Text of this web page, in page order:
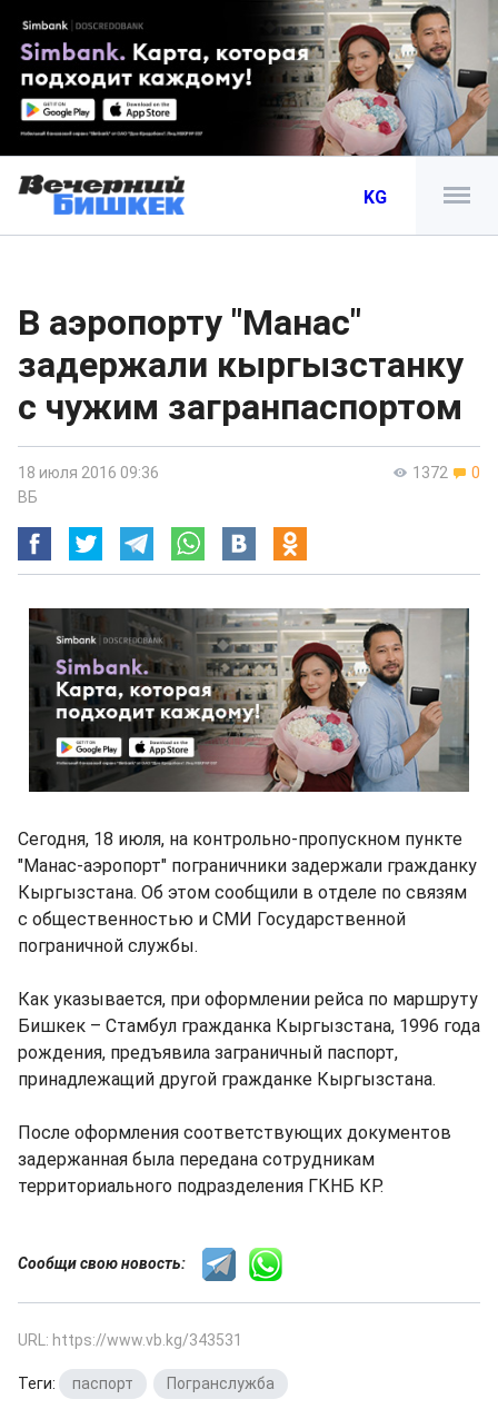
KG
В аэропорту "Манас"
задержали кыргызстанку
с чужим загранпаспортом
1372 0
18 июля 2016 09:36
ВБ
Сегодня, 18 июля, на контрольно-пропускном пункте
"Манас-аэропорт" пограничники задержали гражданку
Кыргызстана. Об этом сообщили в отделе по связям
с общественностью и СМИ Государственной
пограничной службы.
Как указывается, при оформлении рейса по маршруту
Бишкек – Стамбул гражданка Кыргызстана, 1996 года
рождения, предъявила заграничный паспорт,
принадлежащий другой гражданке Кыргызстана.
После оформления соответствующих документов
задержанная была передана сотрудникам
территориального подразделения ГКНБ КР.
Сообщи свою новость:
URL: https://www.vb.kg/343531
Теги: паспорт Погранслужба